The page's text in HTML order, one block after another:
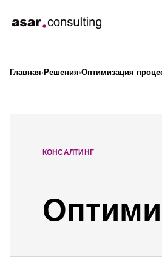
Главная Решения Оптимизация
КОНСАЛТИНГ